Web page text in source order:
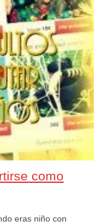
como
eras niño con